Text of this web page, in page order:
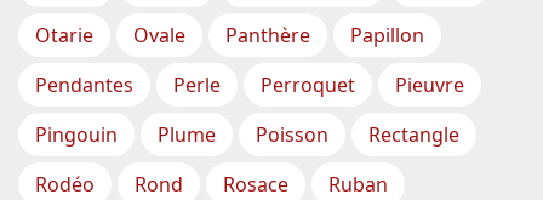
Otarie
Ovale Panthère
Papillon
Pendantes
Perle Perroquet
Pieuvre
Pingouin
Plume Poisson
Rectangle
Rodéo
Rond Rosace
Ruban